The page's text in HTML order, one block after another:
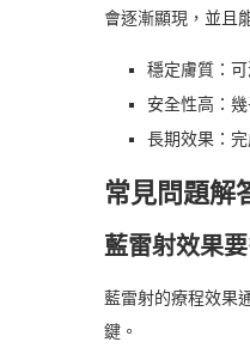
會逐漸顯現，並且
穩定膚質：可
安全性高：
長期效果：
常見問題解
藍雷射效果
藍雷射的療程效果
鍵。